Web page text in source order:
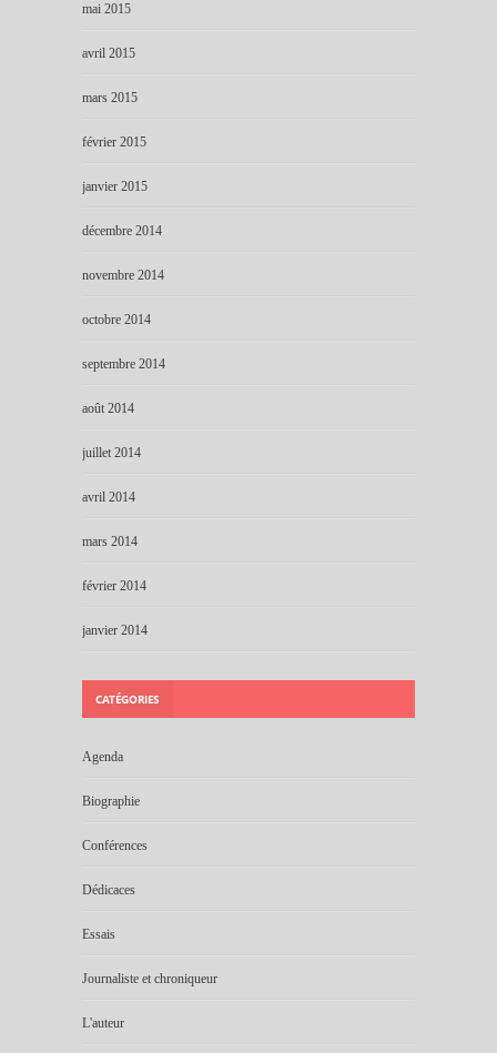
mai 2015
avril 2015
mars 2015
février 2015
janvier 2015
décembre 2014
novembre 2014
octobre 2014
septembre 2014
août 2014
juillet 2014
avril 2014
mars 2014
février 2014
janvier 2014
CATÉGORIES
Agenda
Biographie
Conférences
Dédicaces
Essais
Journaliste et chroniqueur
L'auteur